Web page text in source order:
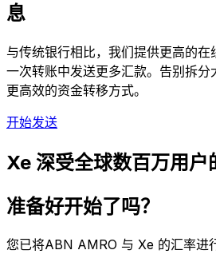
息
与传统银行相比，我们提供更高的
一次转账中发送更多汇款。告别拆分
更高效的资金转移方式。
开始发送
Xe 深受全球数百万用户
准备好开始了吗？
您已将ABN AMRO 与 Xe 的汇率进